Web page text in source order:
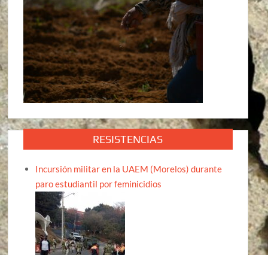
RESISTENCIAS
Incursión militar en la UAEM (Morelos) durante
paro estudiantil por feminicidios